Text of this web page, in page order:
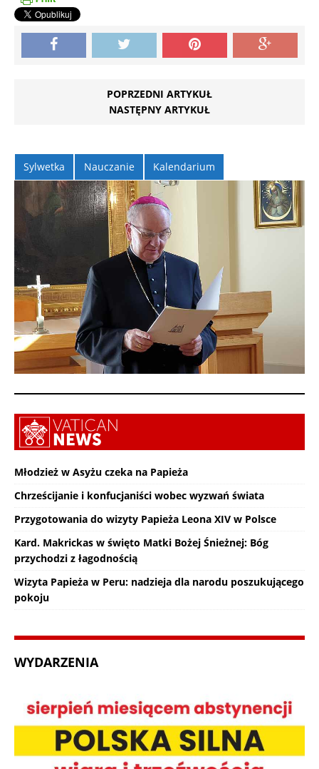
POPRZEDNI ARTYKUŁ
NASTĘPNY ARTYKUŁ
Sylwetka Nauczanie Kalendarium
Młodzież w Asyżu czeka na Papieża
Chrześcijanie i konfucjaniści wobec wyzwań świata
Przygotowania do wizyty Papieża Leona XIV w Polsce
Kard. Makrickas w święto Matki Bożej Śnieżnej: Bóg
przychodzi z łagodnością
Wizyta Papieża w Peru: nadzieja dla narodu poszukującego
pokoju
WYDARZENIA